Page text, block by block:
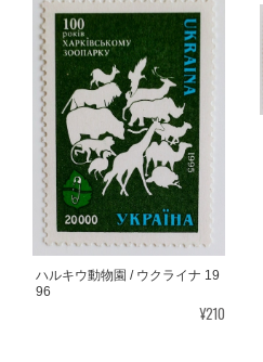
ハルキウ動物園 / ウクライナ 19
96
¥210